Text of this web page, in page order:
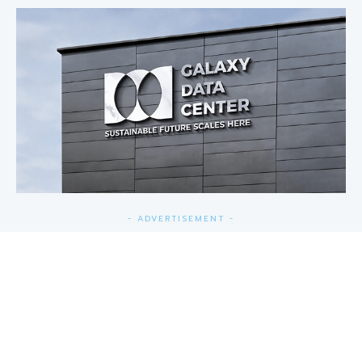
- ADVERTISEMENT -